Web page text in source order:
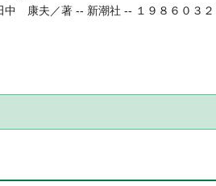
中 康夫／著 -- 新潮社 -- １９８６０３